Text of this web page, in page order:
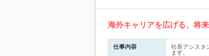
海外キャリアを広げる、将
仕事内容
社長アシスタ
ます。